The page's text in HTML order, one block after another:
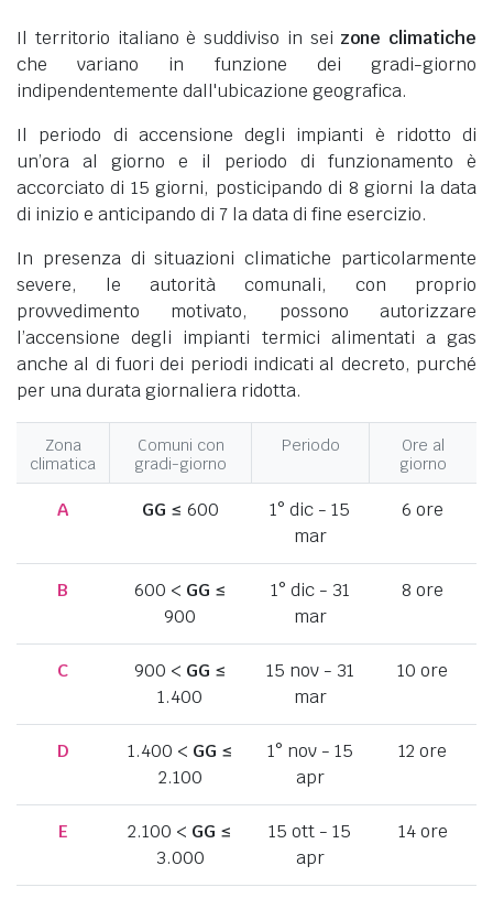
Il territorio italiano è suddiviso in sei zone climatiche
che variano in funzione dei gradi-giorno
indipendentemente dall'ubicazione geografica.
Il periodo di accensione degli impianti è ridotto di
un’ora al giorno e il periodo di funzionamento è
accorciato di 15 giorni, posticipando di 8 giorni la data
di inizio e anticipando di 7 la data di fine esercizio.
In presenza di situazioni climatiche particolarmente
severe, le autorità comunali, con proprio
provvedimento motivato, possono autorizzare
l’accensione degli impianti termici alimentati a gas
anche al di fuori dei periodi indicati al decreto, purché
per una durata giornaliera ridotta.
Zona
climatica
Comuni con
gradi-giorno
Periodo
Ore al
giorno
A GG ≤ 600
1° dic - 15
mar
6 ore
B 600 < GG ≤
900
1° dic - 31
mar
8 ore
C 900 < GG ≤
1.400
15 nov - 31
mar
10 ore
D 1.400 < GG ≤
2.100
1° nov - 15
apr
12 ore
E 2.100 < GG ≤
3.000
15 ott - 15
apr
14 ore